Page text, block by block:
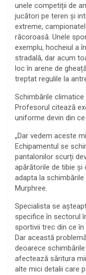
unele competiții de
jucători pe teren și
extreme,
răcoroasă. Unele
exemplu, hocheiul a
stradală, dar acum
loc în arene de
treptat regulile la
Schimbările
Profesorul citează
uniforme devin din
„Dar vedem aceste
Echipamentul se
pantalonilor scurți
apărătorile de tibie și
adapta la
Murphree.
Specialista se
specifice în sectorul
sportivii trec din ce
Dar această
deoarece
afectează săritura
alte mici detalii care